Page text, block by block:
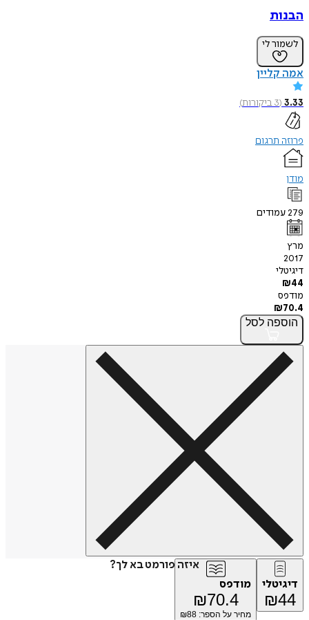
הבנות
לשמור לי
אמה קליין
3.33
(
3ביקורות)
פרוזה תרגום
מודן
279עמודים
מרץ
2017
דיגיטלי
₪44
מודפס
₪70.4
הוספה לסל
איזה פורמט בא לך?
דיגיטלי
₪44
מודפס
₪70.4
מחיר על הספר: ₪ 88